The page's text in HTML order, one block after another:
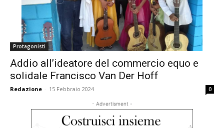
Protagonisti
Addio all’ideatore del commercio equo e
solidale Francisco Van Der Hoff
Redazione - 15 Febbraio 2024 0
- Advertisment -